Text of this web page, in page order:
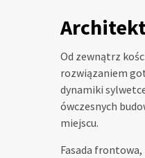
Od zewnątrz
rozwiązaniem
dynamiki
ówczesnych
miejscu.
Fasada